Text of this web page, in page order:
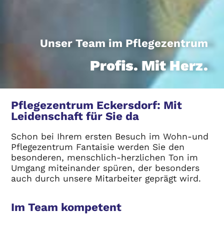
Unser Team im Pflegezentrum
Profis. Mit Herz.
Pflegezentrum Eckersdorf: Mit
Leidenschaft für Sie da
Schon bei Ihrem ersten Besuch im Wohn-und
Pflegezentrum Fantaisie werden Sie den
besonderen, menschlich-herzlichen Ton im
Umgang miteinander spüren, der besonders
auch durch unsere Mitarbeiter geprägt wird.
Im Team kompetent